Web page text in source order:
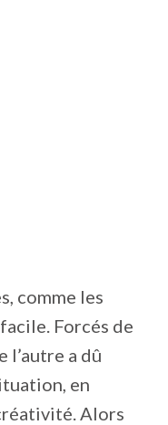
comme les
Forcés de
l’autre a dû
en
Alors